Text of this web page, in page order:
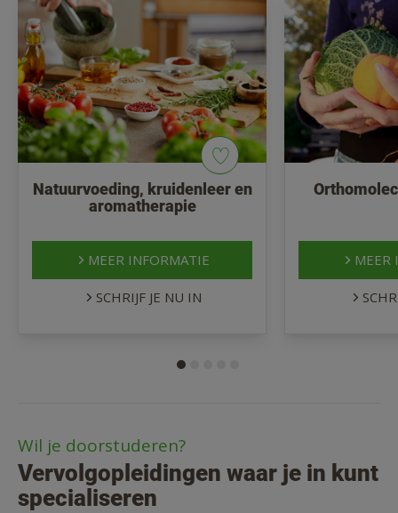
Natuurvoeding, kruidenleer en
aromatherapie
MEER INFORMATIE
SCHRIJF JE NU IN
MEER
Wil je doorstuderen?
Vervolgopleidingen waar je in kunt
specialiseren